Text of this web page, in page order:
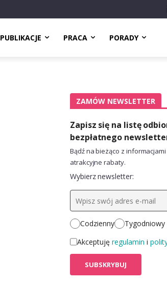
PUBLIKACJE PRACA PORADY
ZAMÓW NEWSLETTER
Zapisz się na listę
bezpłatnego
Bądź na bieżąco z
atrakcyjne rabaty.
Wybierz newsletter:
Codzienny
Tygodniowy
Akceptuję regulamin i